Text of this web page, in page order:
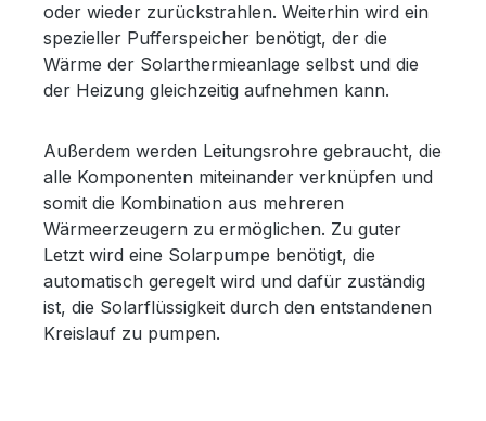
oder wieder zurückstrahlen. Weiterhin wird ein
spezieller Pufferspeicher benötigt, der die
Wärme der Solarthermieanlage selbst und die
der Heizung gleichzeitig aufnehmen kann.
Außerdem werden Leitungsrohre gebraucht, die
alle Komponenten miteinander verknüpfen und
somit die Kombination aus mehreren
Wärmeerzeugern zu ermöglichen. Zu guter
Letzt wird eine Solarpumpe benötigt, die
automatisch geregelt wird und dafür zuständig
ist, die Solarflüssigkeit durch den entstandenen
Kreislauf zu pumpen.